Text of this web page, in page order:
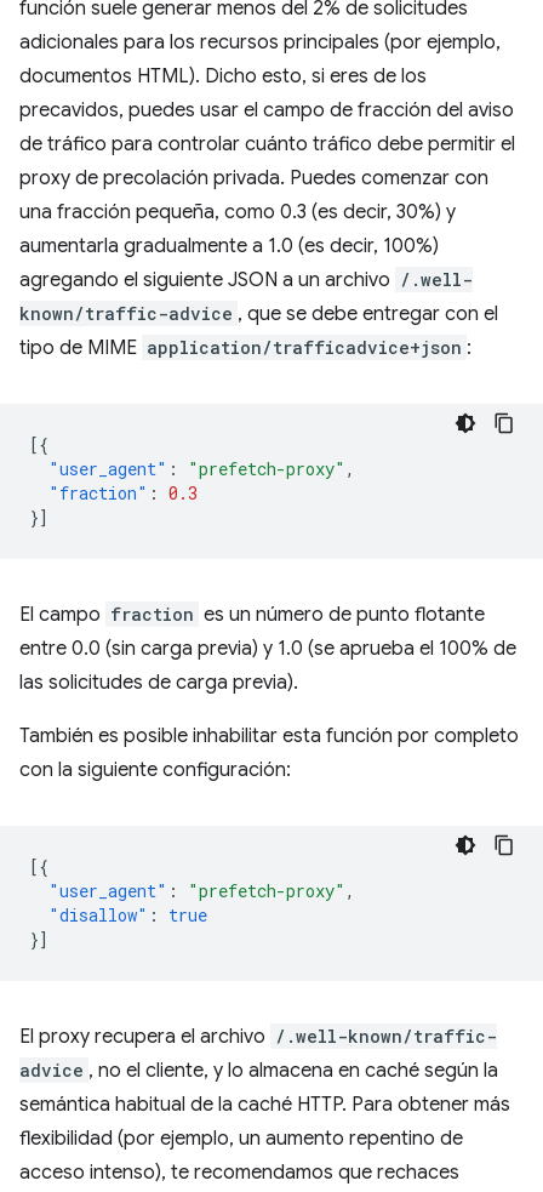
función suele generar menos del 2% de solicitudes
adicionales para los recursos principales (por ejemplo,
documentos HTML). Dicho esto, si eres de los
precavidos, puedes usar el campo de fracción del aviso
de tráfico para controlar cuánto tráfico debe permitir el
proxy de precolación privada. Puedes comenzar con
una fracción pequeña, como 0.3 (es decir, 30%) y
aumentarla gradualmente a 1.0 (es decir, 100%)
agregando el siguiente JSON a un archivo /.well-
known/traffic-advice , que se debe entregar con el
tipo de MIME application/trafficadvice+json :
[{
"user_agent" : "prefetch-proxy" ,
"fraction" : 0.3
}]
El campo fraction es un número de punto flotante
entre 0.0 (sin carga previa) y 1.0 (se aprueba el 100% de
las solicitudes de carga previa).
También es posible inhabilitar esta función por completo
con la siguiente configuración:
[{
"user_agent" : "prefetch-proxy" ,
"disallow" :
true
}]
El proxy recupera el archivo /.well-known/traffic-
advice , no el cliente, y lo almacena en caché según la
semántica habitual de la caché HTTP. Para obtener más
flexibilidad (por ejemplo, un aumento repentino de
acceso intenso), te recomendamos que rechaces